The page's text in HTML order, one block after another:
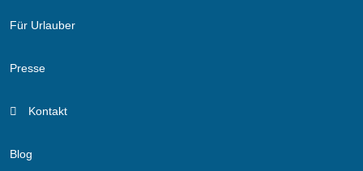
Für Urlauber
Presse
Kontakt
Blog